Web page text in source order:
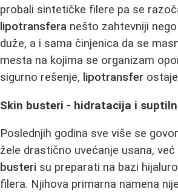
probali sintetičke filere pa se
lipotransfera nešto zahtevniji
duže, a i sama činjenica da se
mesta na kojima se organizam
sigurno rešenje, lipotransfer
Skin busteri - hidratacija i
Poslednjih godina sve više se
žele drastično uvećanje usana,
busteri su preparati na bazi
filera. Njihova primarna namena